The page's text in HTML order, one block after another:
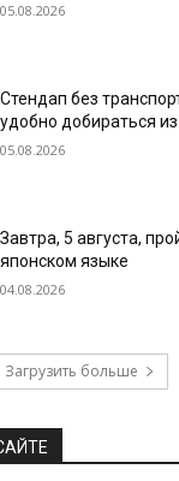
05.08.2026
Стендап без
удобно добираться
05.08.2026
Завтра, 5 августа,
японском языке
04.08.2026
Загрузить больше